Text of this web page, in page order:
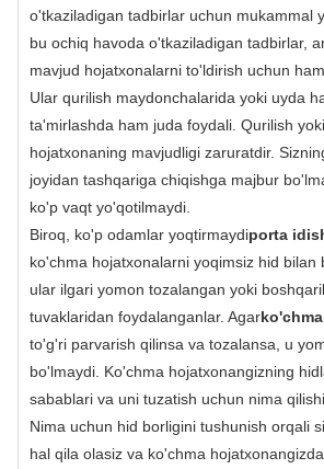
o'tkaziladigan tadbirlar uchun mukammal
bu ochiq havoda o'tkaziladigan tadbirlar,
mavjud hojatxonalarni to'ldirish uchun
Ular qurilish maydonchalarida yoki uyda
ta'mirlashda ham juda foydali. Qurilish
hojatxonaning mavjudligi zaruratdir.
joyidan tashqariga chiqishga majbur
ko'p vaqt yo'qotilmaydi.
Biroq, ko'p odamlar yoqtirmaydiporta
ko'chma hojatxonalarni yoqimsiz hid bilan
ular ilgari yomon tozalangan yoki
tuvaklaridan foydalanganlar. Agar
to'g'ri parvarish qilinsa va tozalansa, u
bo'lmaydi. Ko'chma hojatxonangizning
sabablari va uni tuzatish uchun nima
Nima uchun hid borligini tushunish orqali
hal qila olasiz va ko'chma